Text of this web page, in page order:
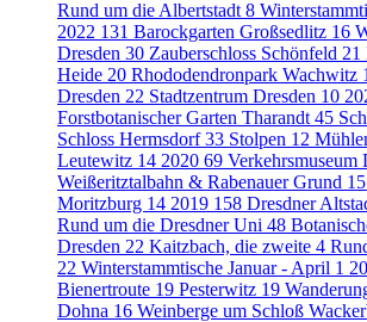
Rund um die Albertstadt 8
2022 131 Barockgarten Großsedlitz 16
Dresden 30 Zauberschloss Schönfeld 21
Heide 20 Rhododendronpark Wachwitz
Dresden 22 Stadtzentrum Dresden 10
Forstbotanischer Garten Tharandt 45
Schloss Hermsdorf33 Stolpen 12
Leutewitz 14 2020 69 Verkehrsmuseum
Weißeritztalbahn & Rabenauer Grund 15
Moritzburg 14 2019 158 Dresdner
Rund um die Dresdner Uni 48
Dresden 22 Kaitzbach, die zweite 4
22 Winterstammtische Januar - April 1
Bienertroute 19 Pesterwitz 19
Dohna 16 Weinberge um Schloß